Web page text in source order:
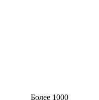
Более 1000